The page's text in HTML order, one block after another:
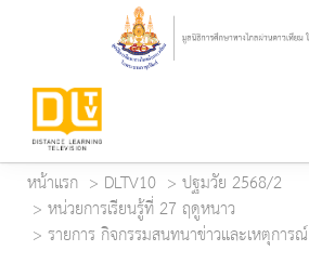
หน้าแรก DLTV10
ปฐมวัย 2568/2
หน่วยการเรียนรู้ที่ 27 ฤดูหนาว
รายการ กิจกรรมสนทนาข่าวและเหตุการณ์